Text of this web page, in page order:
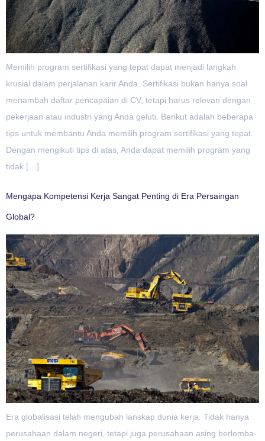
Memilih program sertifikasi yang tepat dapat menjadi langkah
krusial dalam perjalanan karir Anda. Sertifikasi bukan hanya soal
menambah daftar pencapaian di CV, tetapi harus relevan dengan
pekerjaan atau industri yang Anda geluti. Berikut adalah beberapa
tips untuk membantu Anda memilih program sertifikasi yang tepat.
Dengan mengikuti tips di atas, Anda dapat memilih program yang
tidak […]
Mengapa Kompetensi Kerja Sangat Penting di Era Persaingan
Global?
Era globalisasi telah mengubah lanskap dunia kerja. Tidak hanya
perusahaan dalam negeri, tetapi juga perusahaan asing berlomba-